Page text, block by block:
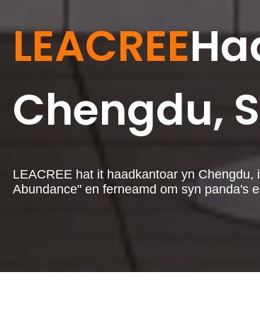
LEACREE
Chengdu,
LEACREE hat it haadkantoar yn
Abundance" en ferneamd om syn panda's